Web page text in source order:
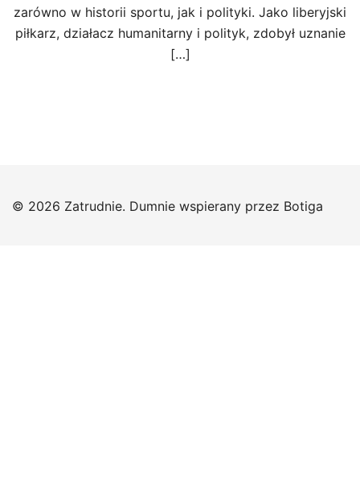
zarówno w historii sportu, jak i polityki. Jako liberyjski
piłkarz, działacz humanitarny i polityk, zdobył uznanie
[…]
© 2026 Zatrudnie. Dumnie wspierany przez Botiga